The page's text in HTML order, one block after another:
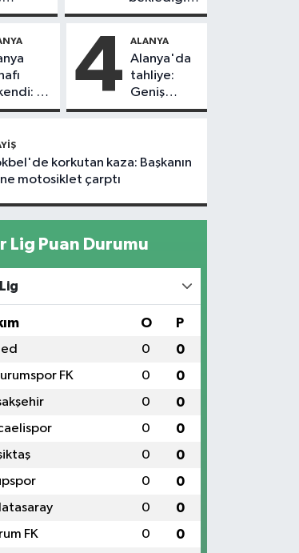
yol askıdan
1
150
4 ALANYA
Alanya'da
tahliye:
Geniş
güvenlik
korkutan kaza: Başkanın
motosiklet çarptı
Lig Puan Durumu
O P
0 0
FK 0 0
0 0
0 0
0 0
0 0
0 0
FK 0 0